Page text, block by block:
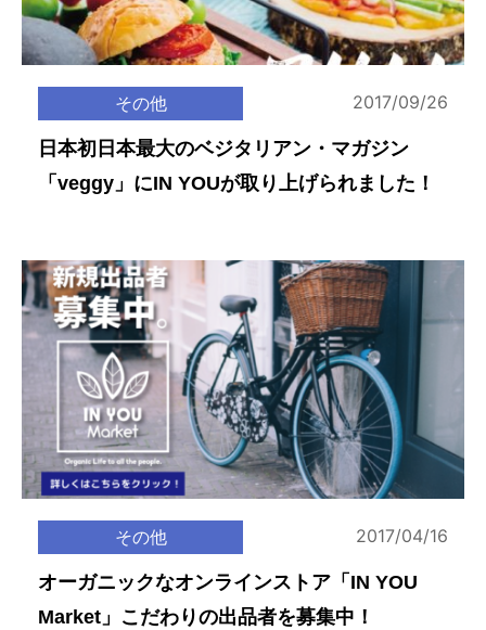
その他 2017/09/26
日本初日本最大のベジタリアン・マガジン
「veggy」にIN YOUが取り上げられました！
その他 2017/04/16
オーガニックなオンラインストア「IN YOU
Market」こだわりの出品者を募集中！